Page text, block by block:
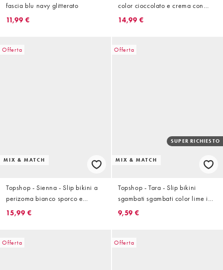
fascia blu navy glitterato
11,99 €
color cioccolato e crema con
impunture
14,99 €
Offerta
MIX & MATCH
Topshop - Sienna - Slip bikini a
perizoma bianco sporco e
cioccolato ricamato
15,99 €
Offerta
MIX & MATCH
SUPER RICHIESTO
Topshop - Tara - Slip bikini
sgambati sgambati color lime in
tessuto stropicciato
9,59 €
Offerta Offerta